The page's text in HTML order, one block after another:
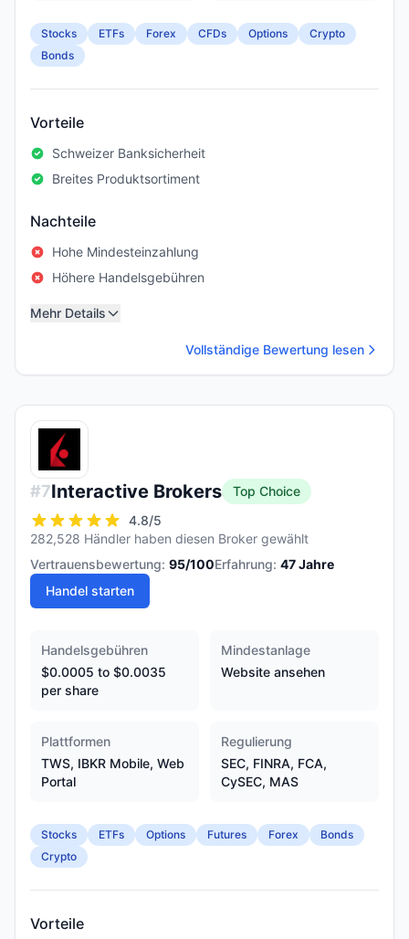
Stocks ETFs Forex CFDs Options
Crypto
Bonds
Vorteile
Schweizer Banksicherheit
Breites Produktsortiment
Nachteile
Hohe Mindesteinzahlung
Höhere Handelsgebühren
Mehr Details
Vollständige Bewertung lesen
#7Interactive Brokers
Top Choice
4.8/5
282,528 Händler haben diesen Broker gewählt
Vertrauensbewertung: 95/100Erfahrung: 47Jahre
Handel starten
Handelsgebühren
$0.0005 to $0.0035
per share
Mindestanlage
Website ansehen
Plattformen
TWS, IBKR Mobile, Web
Portal
Regulierung
SEC, FINRA, FCA,
CySEC, MAS
Stocks ETFs Options Futures Forex
Bonds
Crypto
Vorteile